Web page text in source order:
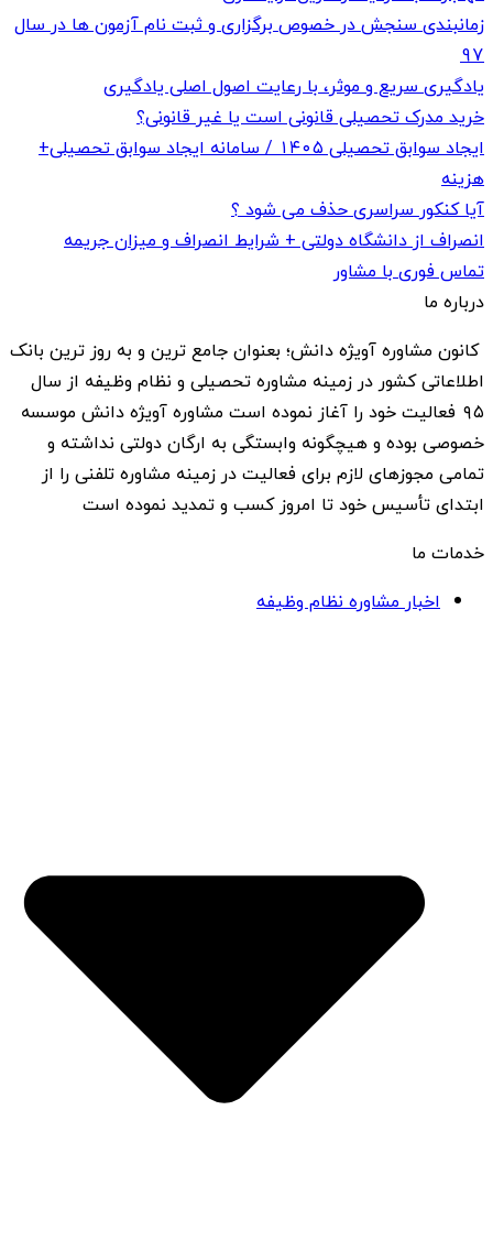
زمانبندی سنجش در خصوص برگزاری و ثبت نام آزمون ها در سال
97
یادگیری سریع و موثر، با رعایت اصول اصلی یادگیری
خرید مدرک تحصیلی قانونی است یا غیر قانونی؟
ایجاد سوابق تحصیلی ۱۴۰۵ / سامانه ایجاد سوابق تحصیلی+
هزینه
آیا کنکور سراسری حذف می شود ؟
انصراف از دانشگاه دولتی + شرایط انصراف و میزان جریمه
تماس فوری با مشاور
درباره ما
کانون مشاوره آویژه دانش؛ بعنوان جامع ترین و به روز ترین بانک
اطلاعاتی کشور در زمینه مشاوره تحصیلی و نظام وظیفه از سال
۹۵ فعالیت خود را آغاز نموده است مشاوره آویژه دانش موسسه
خصوصی بوده و هیچگونه وابستگی به ارگان دولتی نداشته و
تمامی مجوزهای لازم برای فعالیت در زمینه مشاوره تلفنی را از
ابتدای تأسیس خود تا امروز کسب و تمدید نموده است
خدمات ما
اخبار مشاوره نظام وظیفه